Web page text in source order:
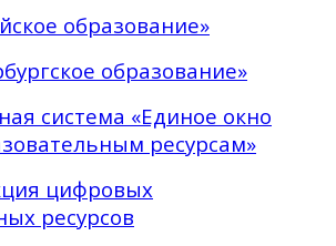
образование»
образование»
система «Единое окно
ресурсам»
цифровых
ресурсов